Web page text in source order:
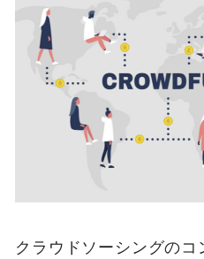
クラウドソーシングのコ